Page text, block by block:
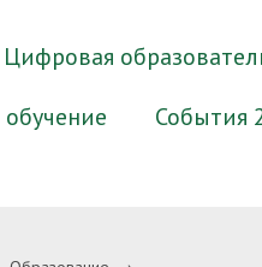
Цифровая
События